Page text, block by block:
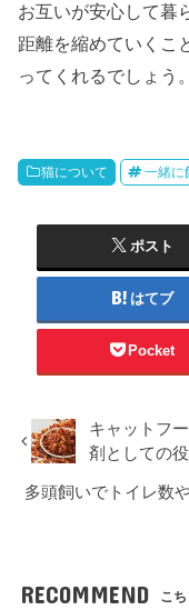
お互いが安心して暮
距離を縮めていくこ
ってくれるでしょう。
猫について 一緒に
ポスト
はてブ
Pocket
キャットフ
剤としての
多頭飼いでトイレ数
RECOMMEND こ